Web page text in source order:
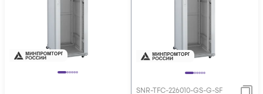
SNR-TFC-226010-GS-G-SF